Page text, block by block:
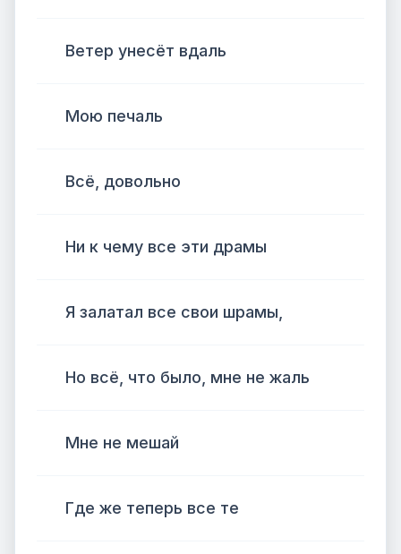
Ветер унесёт вдаль
Мою печаль
Всё, довольно
Ни к чему все эти драмы
Я залатал все свои шрамы,
Но всё, что было, мне не жаль
Мне не мешай
Где же теперь все те